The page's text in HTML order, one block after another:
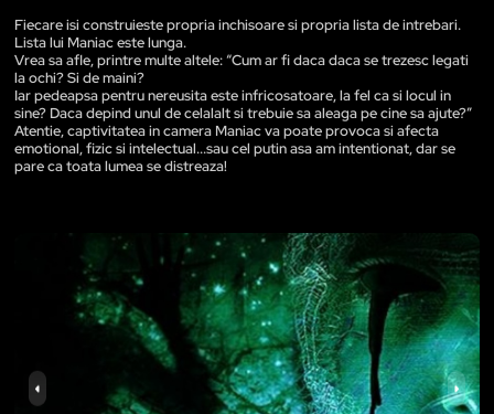
Fiecare isi construieste propria inchisoare si propria lista de intrebari.
Lista lui Maniac este lunga.
Vrea sa afle, printre multe altele: “Cum ar fi daca daca se trezesc legati
la ochi? Si de maini?
Iar pedeapsa pentru nereusita este infricosatoare, la fel ca si locul in
sine? Daca depind unul de celalalt si trebuie sa aleaga pe cine sa ajute?”
Atentie, captivitatea in camera Maniac va poate provoca si afecta
emotional, fizic si intelectual...sau cel putin asa am intentionat, dar se
pare ca toata lumea se distreaza!